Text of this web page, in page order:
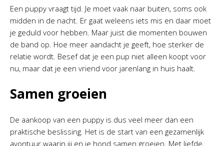
Een puppy vraagt tijd. Je moet vaak naar buiten, soms ook
midden in de nacht. Er gaat weleens iets mis en daar moet
je geduld voor hebben. Maar juist die momenten bouwen
de band op. Hoe meer aandacht je geeft, hoe sterker de
relatie wordt. Besef dat je een pup niet alleen koopt voor
nu, maar dat je een vriend voor jarenlang in huis haalt.
Samen groeien
De aankoop van een puppy is dus veel meer dan een
praktische beslissing. Het is de start van een gezamenlijk
avontuur waarin jij en je hond samen groeien. Met liefde,